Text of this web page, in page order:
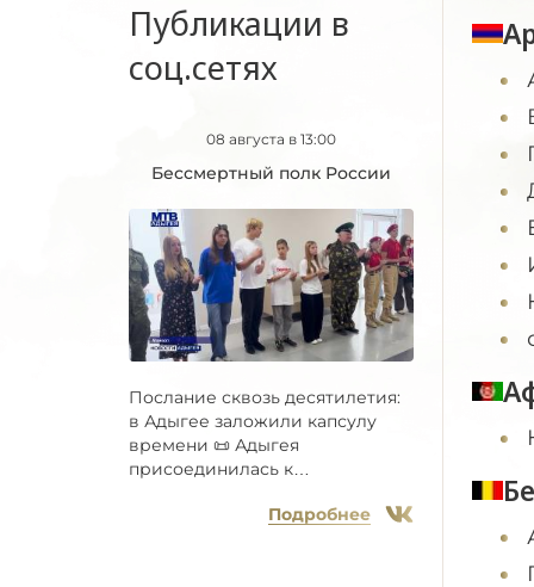
Публикации в
соц.сетях
08 августа в 13:00
Бессмертный полк России
Послание сквозь десятилетия:
в Адыгее заложили капсулу
времени 📜 Адыгея
присоединилась к
Подробнее